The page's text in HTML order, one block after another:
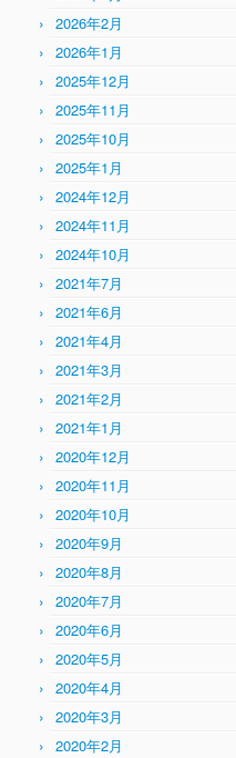
2026年2月
2026年1月
2025年12月
2025年11月
2025年10月
2025年1月
2024年12月
2024年11月
2024年10月
2021年7月
2021年6月
2021年4月
2021年3月
2021年2月
2021年1月
2020年12月
2020年11月
2020年10月
2020年9月
2020年8月
2020年7月
2020年6月
2020年5月
2020年4月
2020年3月
2020年2月